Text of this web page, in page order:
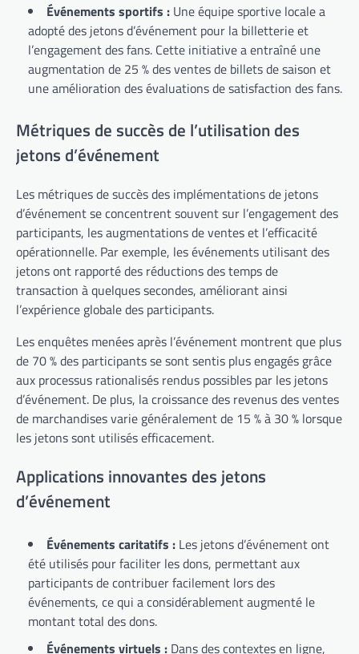
Événements sportifs : Une équipe sportive locale a
adopté des jetons d’événement pour la billetterie et
l’engagement des fans. Cette initiative a entraîné une
augmentation de 25 % des ventes de billets de saison et
une amélioration des évaluations de satisfaction des fans.
Métriques de succès de l’utilisation des
jetons d’événement
Les métriques de succès des implémentations de jetons
d’événement se concentrent souvent sur l’engagement des
participants, les augmentations de ventes et l’efficacité
opérationnelle. Par exemple, les événements utilisant des
jetons ont rapporté des réductions des temps de
transaction à quelques secondes, améliorant ainsi
l’expérience globale des participants.
Les enquêtes menées après l’événement montrent que plus
de 70 % des participants se sont sentis plus engagés grâce
aux processus rationalisés rendus possibles par les jetons
d’événement. De plus, la croissance des revenus des ventes
de marchandises varie généralement de 15 % à 30 % lorsque
les jetons sont utilisés efficacement.
Applications innovantes des jetons
d’événement
Événements caritatifs : Les jetons d’événement ont
été utilisés pour faciliter les dons, permettant aux
participants de contribuer facilement lors des
événements, ce qui a considérablement augmenté le
montant total des dons.
Événements virtuels : Dans des contextes en ligne,